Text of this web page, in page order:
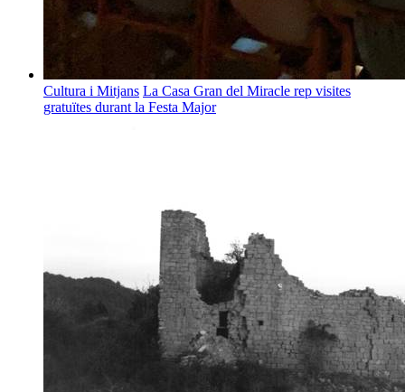
Cultura i Mitjans La Casa Gran del Miracle rep visites
gratuïtes durant la Festa Major